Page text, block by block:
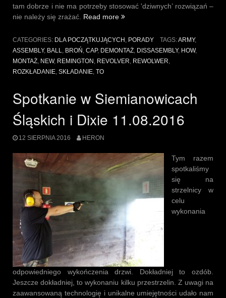
tam dobrze i nie ma potrzeby stosować 'dziwnych’ rozwiązań –
nie należy się zrażać. Read more „Rozkładanie
składanie
–
Remington
CATEGORIES: DLA POCZĄTKUJĄCYCH , PORADY TAGS:ARMY,
ASSEMBLY, BALL, BROŃ , CAP, DEMONTAŻ, DISSASEMBLY, HOW,
MONTAŻ, NEW, REMINGTON , REVOLVER, REWOLWER,
ROZKŁADANIE, SKŁADANIE, TO
Spotkanie w Siemianowicach
Śląskich i Dixie 11.08.2016
12 SIERPNIA 2016 HERON
Tym razem
spotkaliśmy
się na
strzelnicy w
celu
wykonania
odpowiedniego wykończenia drzwi. Dokładniej to ozdób.
Jeszcze dokładniej, to wykonaniu kilku przestrzelin. Z uwagi na
zaawansowaną technologię i unikalne umiejętności udało nam